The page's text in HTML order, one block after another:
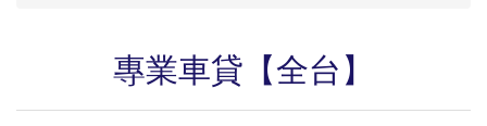
專業車貸【全台】